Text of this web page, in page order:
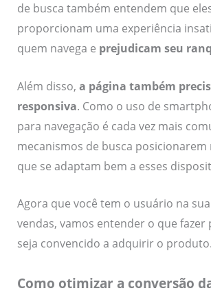
de busca também entendem que
proporcionam uma experiência
quem navega e prejudicam seu
Além disso, a página também
responsiva. Como o uso de
para navegação é cada vez mais
mecanismos de busca
que se adaptam bem a esses
Agora que você tem o usuário na
vendas, vamos entender o que fazer
seja convencido a adquirir o produto.
Como otimizar a conversão